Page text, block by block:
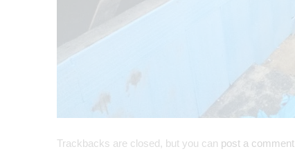
Trackbacks are closed, but you can post a comment